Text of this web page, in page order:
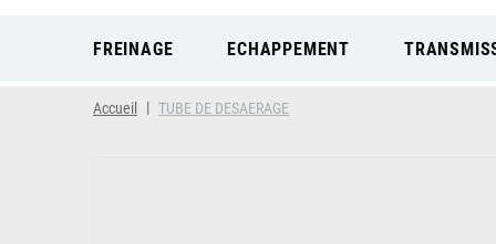
FREINAGE ECHAPPEMENT
Accueil TUBE DE DESAERAGE